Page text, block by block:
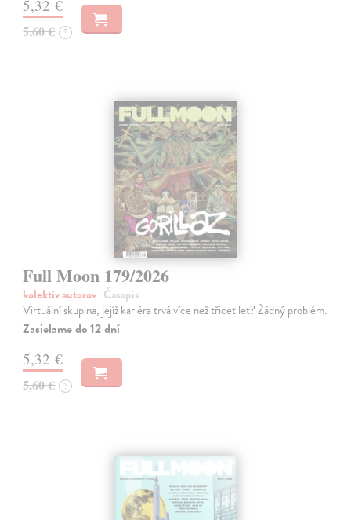
5,32 €
5,60 € ?
Full Moon 179/2026
kolektív autorov| Časopis
Virtuální skupina, jejíž kariéra trvá více než třicet let? Žádný problém.
Zasielame do 12 dní
5,32 €
5,60 € ?